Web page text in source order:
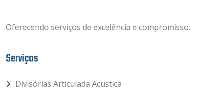
Oferecendo serviços de excelência e compromisso.
Serviços
Divisórias Articulada Acustica